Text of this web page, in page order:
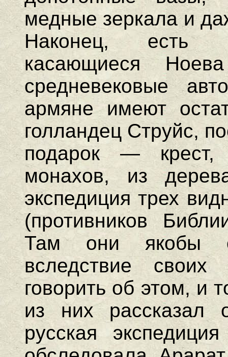
медные зеркала и
Наконец, есть
касающиеся
средневековые
армяне имеют
голландец Струйс,
подарок — крест,
монахов, из
экспедиция трех
(противников
Там они якобы
вследствие своих
говорить об этом, и
из них рассказал
русская